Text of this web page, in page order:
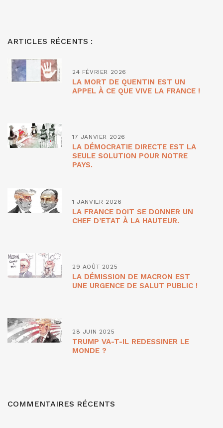
ARTICLES RÉCENTS :
24 FÉVRIER 2026
LA MORT DE QUENTIN EST UN
APPEL À CE QUE VIVE LA FRANCE !
17 JANVIER 2026
LA DÉMOCRATIE DIRECTE EST LA
SEULE SOLUTION POUR NOTRE
PAYS.
1 JANVIER 2026
LA FRANCE DOIT SE DONNER UN
CHEF D’ETAT À LA HAUTEUR.
29 AOÛT 2025
LA DÉMISSION DE MACRON EST
UNE URGENCE DE SALUT PUBLIC !
28 JUIN 2025
TRUMP VA-T-IL REDESSINER LE
MONDE ?
COMMENTAIRES RÉCENTS